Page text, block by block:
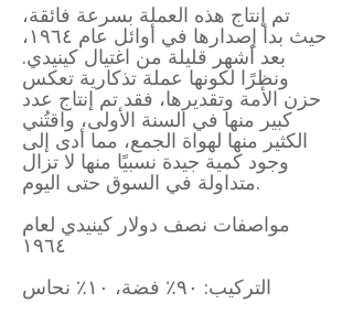
تم إنتاج هذه العملة بسرعة فائقة،
حيث بدأ إصدارها في أوائل عام ١٩٦٤،
بعد أشهر قليلة من اغتيال كينيدي.
ونظرًا لكونها عملة تذكارية تعكس
حزن الأمة وتقديرها، فقد تم إنتاج عدد
كبير منها في السنة الأولى، واقتُني
الكثير منها لهواة الجمع، مما أدى إلى
وجود كمية جيدة نسبيًا منها لا تزال
متداولة في السوق حتى اليوم.
مواصفات نصف دولار كينيدي لعام
١٩٦٤
التركيب: ٩٠٪ فضة، ١٠٪ نحاس